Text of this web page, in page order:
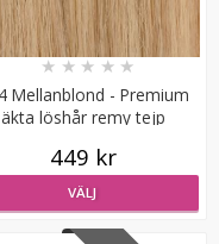
- Svart
Mellanblond - Premium
äkta löshår remy tejp
★ ★ ★ ★ ★
449 kr
VÄLJ